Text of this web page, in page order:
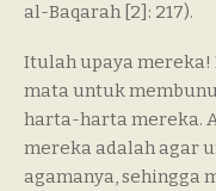
al-Baqarah [2]: 217).
Itulah upaya
mata untuk
harta-harta mereka.
mereka adalah agar
agamanya, sehingga